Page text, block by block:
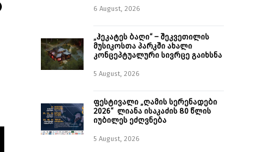
6 August, 2026
„ჰეკატეს ბაღი“ – შეკვეთილის
მუსიკოსთა პარკში ახალი
კონცეპტუალური სივრცე გაიხსნა ￼
5 August, 2026
ფესტივალი „ღამის სერენადები
2026“ ლიანა ისაკაძის 80 წლის
იუბილეს ეძღვნება
5 August, 2026